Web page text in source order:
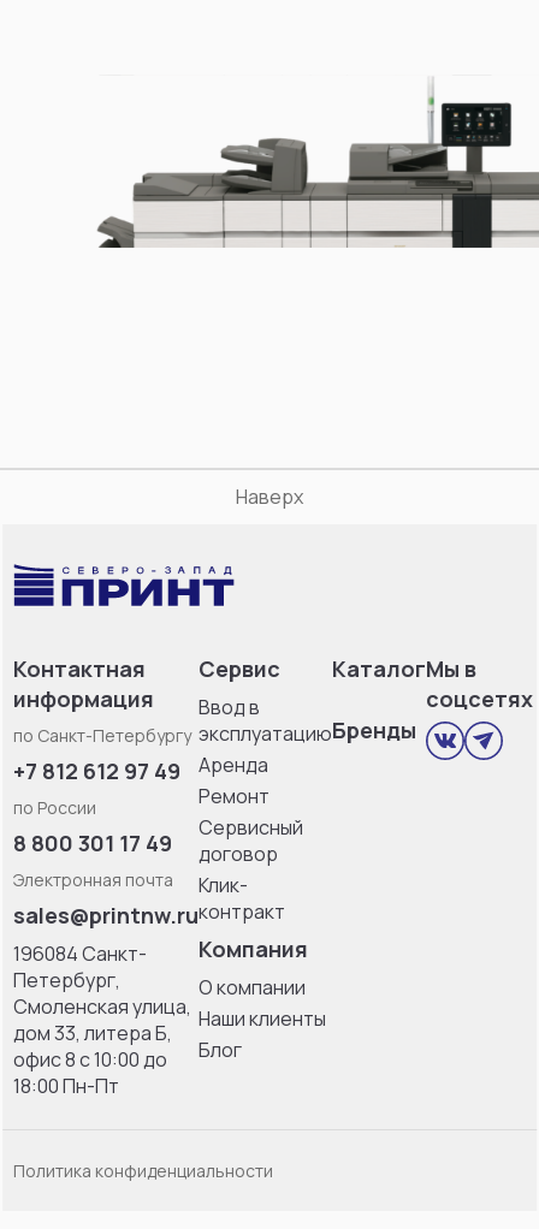
Наверх
Контактная
информация
по Санкт-Петербургу
+7 812 612 97 49
по России
8 800 301 17 49
Электронная почта
sales@printnw.ru
196084 Санкт-
Петербург,
Смоленская улица,
дом 33, литерa Б,
офис 8 с 10:00 до
18:00 Пн-Пт
Сервис
Ввод в
эксплуатацию
Аренда
Ремонт
Сервисный
договор
Клик-
контракт
Компания
О компании
Наши клиенты
Блог
Каталог
Бренды
Мы в
соцсетях
Политика конфиденциальности